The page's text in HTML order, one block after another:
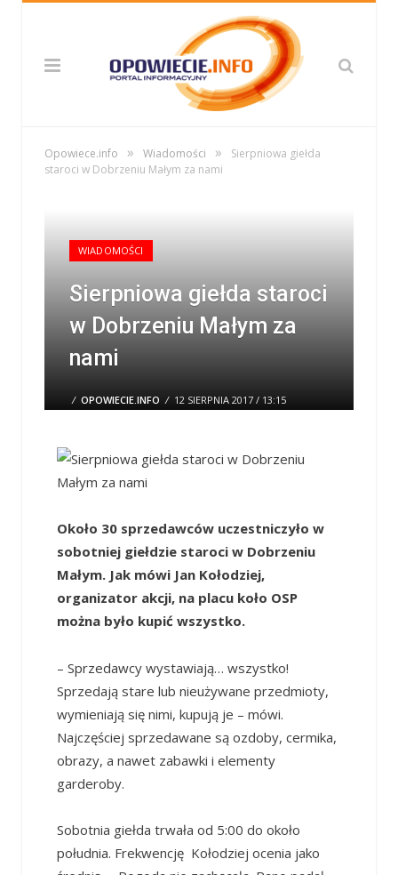
Opowiece.info » Wiadomości »
Sierpniowa giełda
staroci w Dobrzeniu Małym za nami
WIADOMOŚCI
Sierpniowa giełda staroci
w Dobrzeniu Małym za
nami
/ OPOWIECIE.INFO / 12 SIERPNIA 2017 / 13:15
0 COMMENTS
Około 30 sprzedawców uczestniczyło w
sobotniej giełdzie staroci w Dobrzeniu
Małym. Jak mówi Jan Kołodziej,
organizator akcji, na placu koło OSP
można było kupić wszystko.
– Sprzedawcy wystawiają… wszystko!
Sprzedają stare lub nieużywane przedmioty,
wymieniają się nimi, kupują je – mówi.
Najczęściej sprzedawane są ozdoby, cermika,
obrazy, a nawet zabawki i elementy
garderoby.
Sobotnia giełda trwała od 5:00 do około
południa. Frekwencję Kołodziej ocenia jako